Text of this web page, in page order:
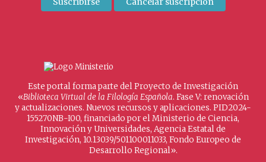
Este portal forma parte del Proyecto de Investigación
«Biblioteca Virtual de la Filología Española. Fase V: renovación
y actualizaciones. Nuevos recursos y aplicaciones. PID2024-
155270NB-I00, financiado por el Ministerio de Ciencia,
Innovación y Universidades, Agencia Estatal de
Investigación, 10.13039/501100011033, Fondo Europeo de
Desarrollo Regional».